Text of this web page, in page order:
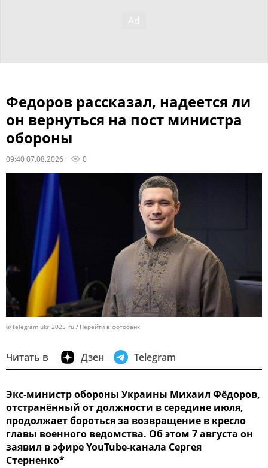
Федоров рассказал, надеется ли
он вернуться на пост министра
обороны
09:40 07.08.2026 0
© telegram ukr_2025_ru Перейти в фотобанк
Читать в Дзен Telegram
Экс-министр обороны Украины Михаил Фёдоров,
отстранённый от должности в середине июля,
продолжает бороться за возвращение в кресло
главы военного ведомства. Об этом 7 августа он
заявил в эфире YouTube-канала Сергея
Стерненко*